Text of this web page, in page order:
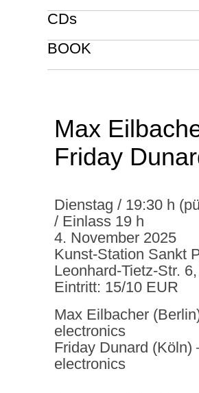
CDs
BOOK
Max
Friday
Dienstag / 19:30 h
/ Einlass 19 h
4. November 2025
Kunst-Station Sankt
Leonhard-Tietz-Str.
Eintritt: 15/10 EUR
Max Eilbacher
electronics
Friday Dunard (Köln)
electronics